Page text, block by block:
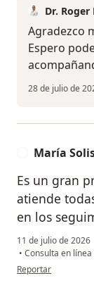
Dr. Roger
Agradezco
Espero
28 de julio de
María
Es un gran
atiende
en los
11 de julio de 2026
• Consulta en
en opinión del
Reportar